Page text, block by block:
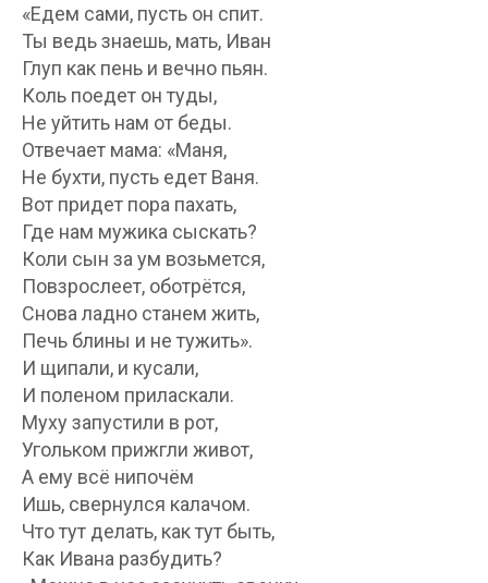
«Едем сами, пусть он спит.
Ты ведь знаешь, мать, Иван
Глуп как пень и вечно пьян.
Коль поедет он туды,
Не уйтить нам от беды.
Отвечает мама: «Маня,
Не бухти, пусть едет Ваня.
Вот придет пора пахать,
Где нам мужика сыскать?
Коли сын за ум возьмется,
Повзрослеет, оботрётся,
Снова ладно станем жить,
Печь блины и не тужить».
И щипали, и кусали,
И поленом приласкали.
Муху запустили в рот,
Угольком прижгли живот,
А ему всё нипочём
Ишь, свернулся калачом.
Что тут делать, как тут быть,
Как Ивана разбудить?